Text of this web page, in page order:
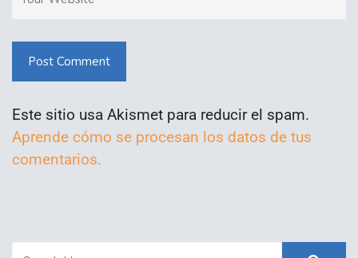
Post Comment
Este sitio usa Akismet para reducir el spam.
Aprende cómo se procesan los datos de tus
comentarios.